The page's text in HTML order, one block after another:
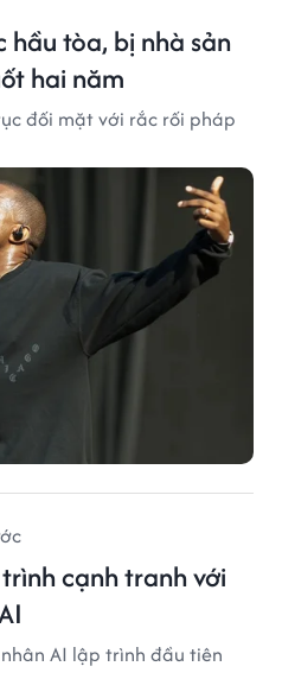
hầu tòa, bị nhà sản
hai năm
đối mặt với rắc rối pháp
cạnh tranh với
AI lập trình đầu tiên